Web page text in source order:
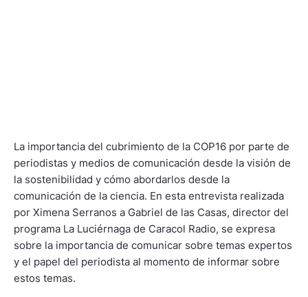
La importancia del cubrimiento de la COP16 por parte de
periodistas y medios de comunicación desde la visión de
la sostenibilidad y cómo abordarlos desde la
comunicación de la ciencia. En esta entrevista realizada
por Ximena Serranos a Gabriel de las Casas, director del
programa La Luciérnaga de Caracol Radio, se expresa
sobre la importancia de comunicar sobre temas expertos
y el papel del periodista al momento de informar sobre
estos temas.